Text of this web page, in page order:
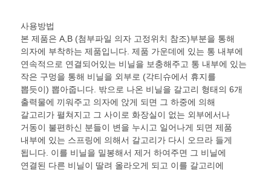
사용방법
본 제품은 A,B (첨부파일 의자 고정위치 참조)부분을 통해
의자에 부착하는 제품입니다. 제품 가운데에 있는 통 내부에
연속적으로 연결되어있는 비닐을 보충해주고 통 내부에 있는
작은 구멍을 통해 비닐을 외부로 (각티슈에서 휴지를
뽑듯이) 뽑아줍니다. 밖으로 나온 비닐을 갈고리 형태의 6개
출력물에 끼워주고 의자에 앉게 되면 그 하중에 의해
갈고리가 펼쳐지고 그 사이로 화장실이 없는 외부에서나
거동이 불편하신 분들이 변을 누시고 일어나게 되면 제품
내부에 있는 스프링에 의해서 갈고리가 다시 오므라 들게
됩니다. 이를 비닐을 밀봉해서 제거 하여주면 그 비닐에
연결된 다른 비닐이 딸려 올라오게 되고 이를 갈고리에